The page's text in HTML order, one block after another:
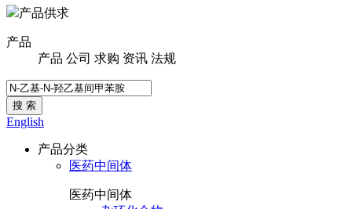
产品供求
产品
产品 公司 求购 资讯 法规
搜 索
English
产品分类
医药中间体
医药中间体